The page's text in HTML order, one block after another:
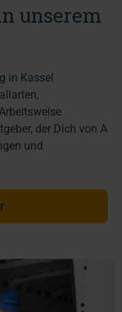
unserem
in Kassel
der Dich von A
und